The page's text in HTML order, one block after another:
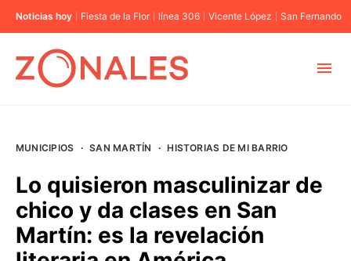
Noticias hoy Fiesta de la Flor línea 306 Vicente López San Fernando
BUENOS AIRES
MUNICIPIOS · SAN MARTÍN · HISTORIAS DE MI BARRIO
Lo quisieron masculinizar de
chico y da clases en San
Martín: es la revelación